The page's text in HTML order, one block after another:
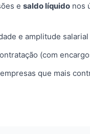
e saldo líquido nos
e amplitude salarial
(com
que mais